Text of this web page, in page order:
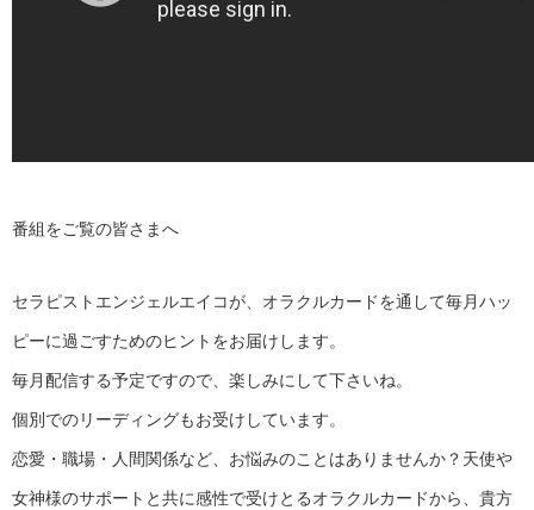
番組をご覧の皆さまへ
セラピストエンジェルエイコが、オラクルカードを通して毎月ハッ
ピーに過ごすためのヒントをお届けします。
毎月配信する予定ですので、楽しみにして下さいね。
個別でのリーディングもお受けしています。
恋愛・職場・人間関係など、お悩みのことはありませんか？天使や
女神様のサポートと共に感性で受けとるオラクルカードから、貴方